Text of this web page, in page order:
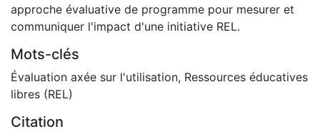
approche évaluative de programme pour mesurer et
communiquer l'impact d'une initiative REL.
Mots-clés
Évaluation axée sur l'utilisation, Ressources éducatives
libres (REL)
Citation